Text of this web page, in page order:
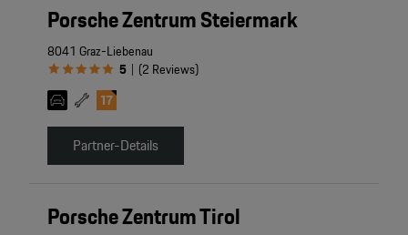
Porsche Zentrum Steiermark
8041 Graz-Liebenau
5 | (2 Reviews)
Partner-Details
Porsche Zentrum Tirol